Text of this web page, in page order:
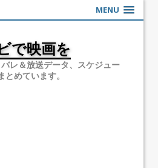
MENU
で映画を
レ＆放送データ、スケジュー
とめています。